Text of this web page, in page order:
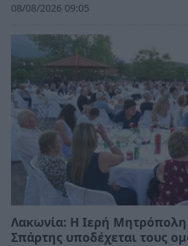
08/08/2026 09:05
Λακωνία: Η Ιερή
Σπάρτης υποδέχεται τους